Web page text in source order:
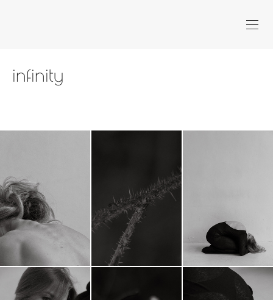
infinity